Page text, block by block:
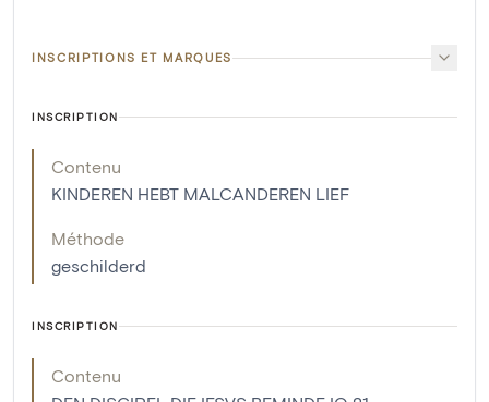
INSCRIPTIONS ET MARQUES
INSCRIPTION
Contenu
KINDEREN HEBT MALCANDEREN LIEF
Méthode
geschilderd
INSCRIPTION
Contenu